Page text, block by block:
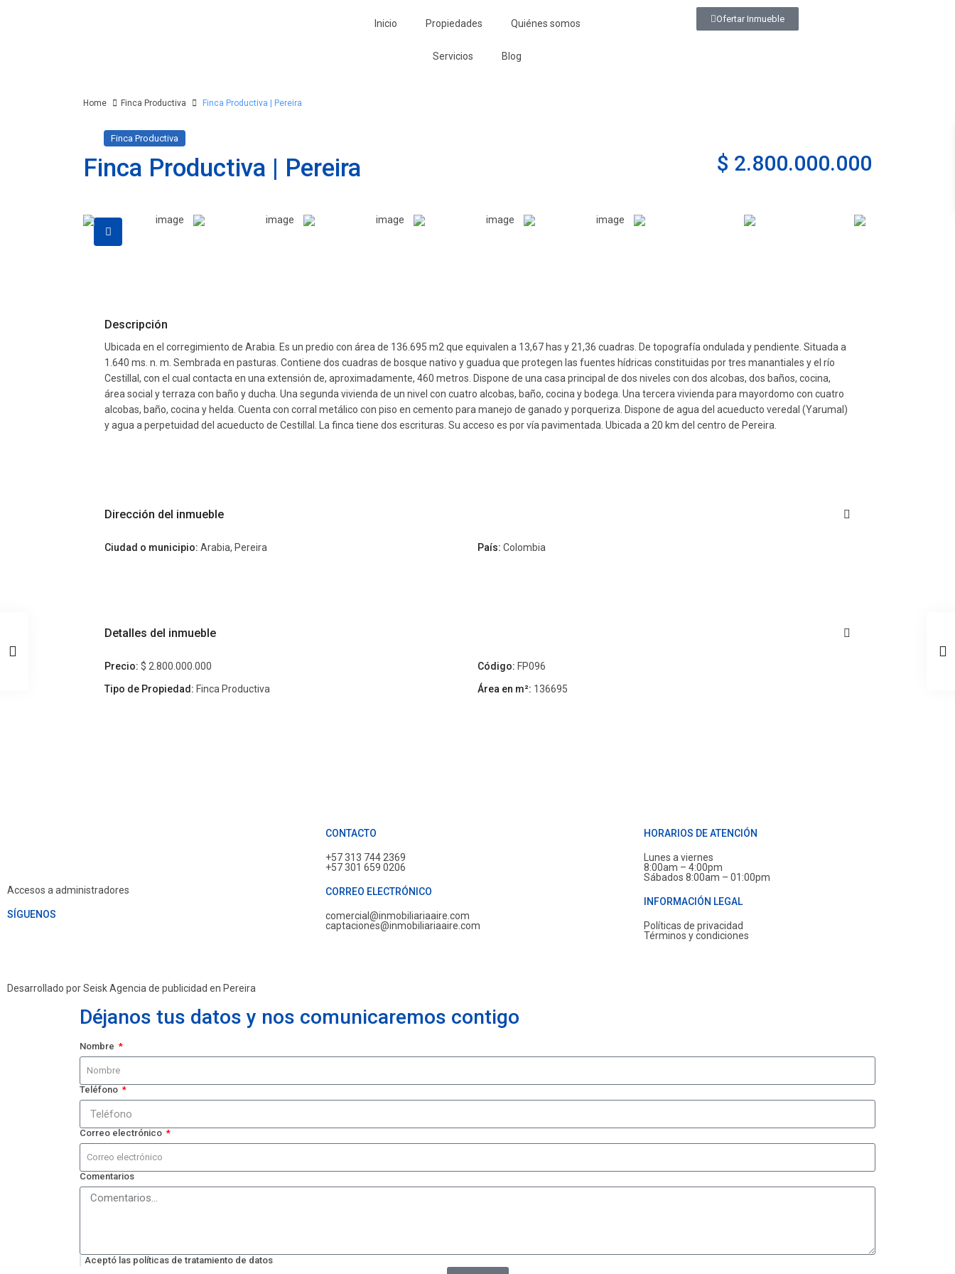
Inicio Propiedades Quiénes somos
Servicios Blog
Ofertar Inmueble
Home Finca Productiva Finca Productiva | Pereira
Finca Productiva
Finca Productiva | Pereira $ 2.800.000.000
Descripción
Ubicada en el corregimiento de Arabia. Es un predio con área de 136.695 m2 que equivalen a 13,67 has y 21,36 cuadras. De topografía ondulada y pendiente. Situada a
1.640 ms. n. m. Sembrada en pasturas. Contiene dos cuadras de bosque nativo y guadua que protegen las fuentes hídricas constituidas por tres manantiales y el río
Cestillal, con el cual contacta en una extensión de, aproximadamente, 460 metros. Dispone de una casa principal de dos niveles con dos alcobas, dos baños, cocina,
área social y terraza con baño y ducha. Una segunda vivienda de un nivel con cuatro alcobas, baño, cocina y bodega. Una tercera vivienda para mayordomo con cuatro
alcobas, baño, cocina y helda. Cuenta con corral metálico con piso en cemento para manejo de ganado y porqueriza. Dispone de agua del acueducto veredal (Yarumal)
y agua a perpetuidad del acueducto de Cestillal. La finca tiene dos escrituras. Su acceso es por vía pavimentada. Ubicada a 20 km del centro de Pereira.
Dirección del inmueble
Ciudad o municipio: Arabia, Pereira País: Colombia
Detalles del inmueble
Precio: $ 2.800.000.000 Código: FP096
Tipo de Propiedad: Finca Productiva Área en m²: 136695
Accesos a administradores
SÍGUENOS
CONTACTO
+57 313 744 2369
+57 301 659 0206
CORREO ELECTRÓNICO
comercial@inmobiliariaaire.com
captaciones@inmobiliariaaire.com
HORARIOS DE ATENCIÓN
Lunes a viernes
8:00am – 4:00pm
Sábados 8:00am – 01:00pm
INFORMACIÓN LEGAL
Políticas de privacidad
Términos y condiciones
Desarrollado por SeiskAgencia de publicidad en Pereira
Déjanos tus datos y nos comunicaremos contigo
Nombre
Teléfono
Correo electrónico
Comentarios
Aceptó las políticas de tratamiento de datos